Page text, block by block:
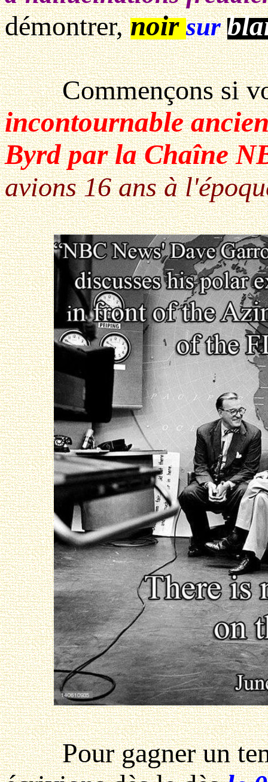
démontrer,noir sur
Commençons si
incontournable
Byrd parla Chaîne
avions 16 ans à
Pour gagner un